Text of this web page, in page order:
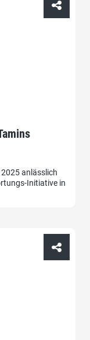
anlässlich
Initiative in